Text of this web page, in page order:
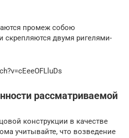
промеж собою
двумя ригелями-
рассматриваемой
конструкции в качестве
учитывайте, что возведение